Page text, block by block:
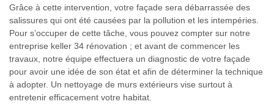
Grâce à cette intervention, votre façade sera débarrassée des
salissures qui ont été causées par la pollution et les intempéries.
Pour s’occuper de cette tâche, vous pouvez compter sur notre
entreprise keller 34 rénovation ; et avant de commencer les
travaux, notre équipe effectuera un diagnostic de votre façade
pour avoir une idée de son état et afin de déterminer la technique
à adopter. Un nettoyage de murs extérieurs vise surtout à
entretenir efficacement votre habitat.